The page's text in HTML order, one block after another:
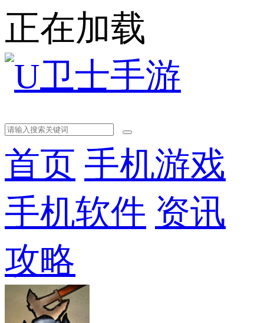
正在加载
首页 手机游戏
手机软件 资讯
攻略